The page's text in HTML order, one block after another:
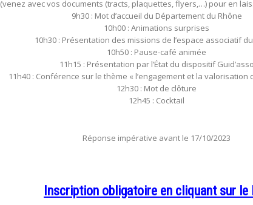
(venez avec vos documents (tracts, plaquettes, flyers,…) pour en
9h30 : Mot d’accueil du Département du Rhône
10h00 : Animations surprises
10h30 : Présentation des missions de l’espace associatif
10h50 : Pause-café animée
11h15 : Présentation par l’État du dispositif
11h40 : Conférence sur le thème « l’engagement et la valorisation
12h30 : Mot de clôture
12h45 : Cocktail
Réponse impérative avant le 17/10/2023
Inscription obligatoire en cliquant sur le